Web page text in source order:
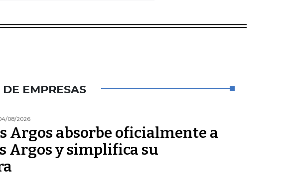
DE EMPRESAS
08/2026
Argos absorbe oficialmente a
Argos y simplifica su